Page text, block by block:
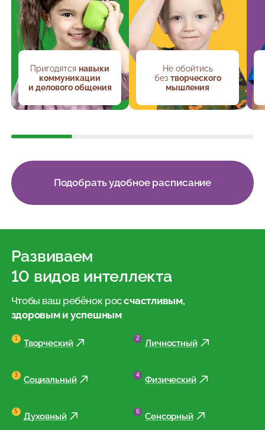
Пригодятсянавыки
коммуникации
и делового общения
Не обойтись
без творческого
мышления
Подобрать удобное расписание
Развиваем
10 видов интеллекта
Чтобы ваш ребёнок россчастливым,
здоровым и успешным
Творческий Личностный
Социальный Физический
Духовный Сенсорный